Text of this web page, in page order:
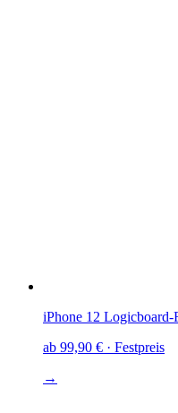
iPhone 12 Logicboard-
ab 99,90 € · Festpreis
→